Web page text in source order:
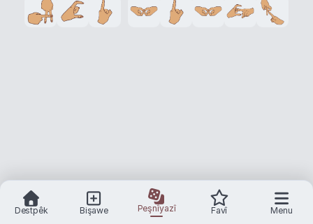
Destpêk Bişawe Peşnîyazî Favî Menu